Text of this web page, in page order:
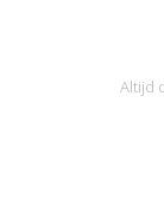
Altijd